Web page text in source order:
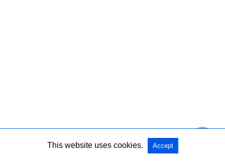
This website uses cookies. Accept